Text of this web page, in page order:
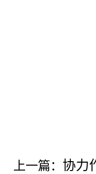
上一篇： 协力